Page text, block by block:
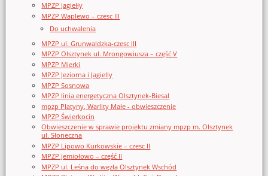
MPZP Jagiełły
MPZP Waplewo – czesc III
Do uchwalenia
MPZP ul. Grunwaldzka-czesc III
MPZP Olsztynek ul. Mrongowiusza – część V
MPZP Mierki
MPZP Jeziorna i Jagielly
MPZP Sosnowa
MPZP linia energetyczna Olsztynek-Biesal
mpzp Platyny, Warlity Małe - obwieszczenie
MPZP Świerkocin
Obwieszczenie w sprawie projektu zmiany mpzp m. Olsztynek
ul. Słoneczna
MPZP Lipowo Kurkowskie – czesc II
MPZP Jemiołowo – część II
MPZP ul. Leśna do węzła Olsztynek Wschód